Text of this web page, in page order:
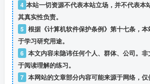
4 本站一切资源不代表本站立场，并不代表本
其真实性负责。
5 根据《计算机软件保护条例》第十七条，
于学习研究用途。
6 本文内容未隐讳任何个人、群体、公司。
于阅读理解的练习。
7 本网站的文章部分内容可能来源于网络，